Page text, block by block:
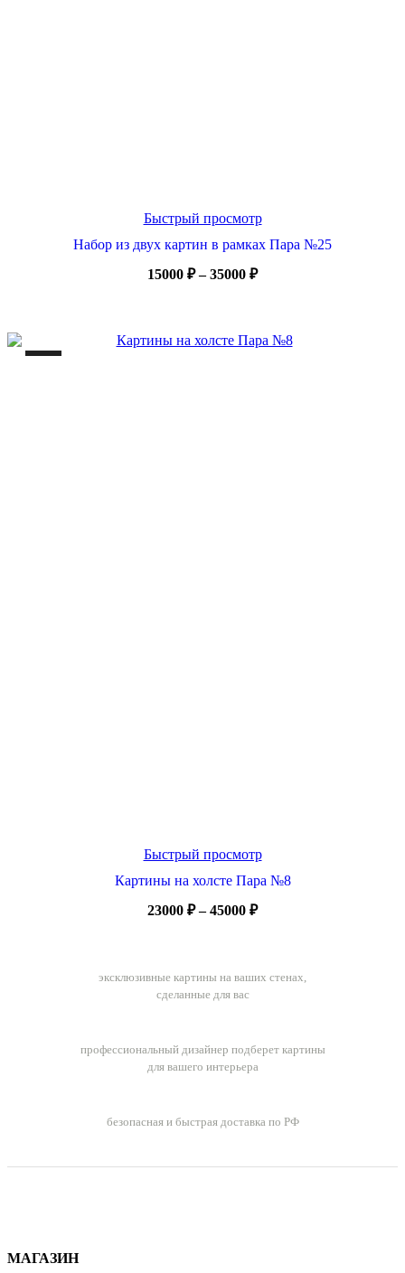
Быстрый просмотр
Набор из двух картин в рамках Пара №25
15000 ₽ – 35000 ₽Диапазон
35000 ₽
Быстрый просмотр
Картины на холсте Пара №8
23000 ₽ – 45000 ₽Диапазон
45000 ₽
эксклюзивные картины на ваших стенах,
сделанные для вас
профессиональный дизайнер подберет картины
для вашего интерьера
безопасная и быстрая доставка по РФ
МАГАЗИН